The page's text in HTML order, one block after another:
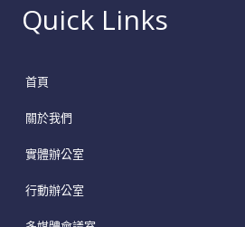
Quick Links
首頁
關於我們
實體辦公室
行動辦公室